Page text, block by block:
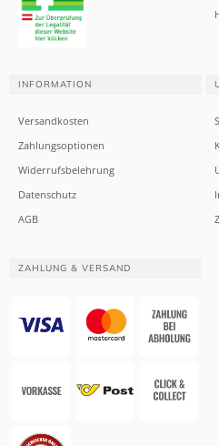
INFORMATION
Versandkosten
Zahlungsoptionen
Widerrufsbelehrung
Datenschutz
AGB
ZAHLUNG & VERSAND